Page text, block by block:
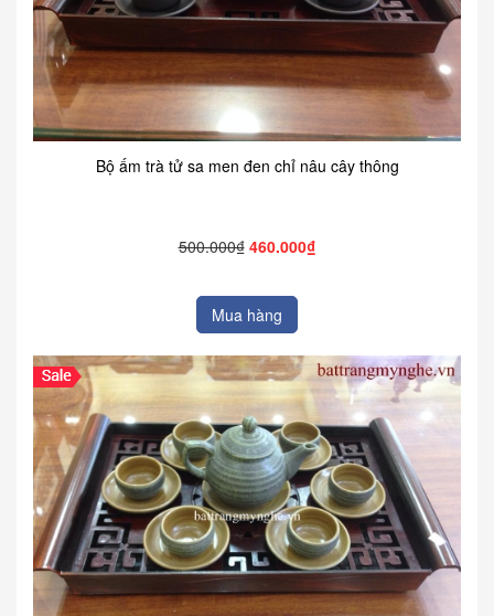
Bộ ấm trà tử sa men đen chỉ nâu cây thông
500.000₫ 460.000₫
Mua hàng